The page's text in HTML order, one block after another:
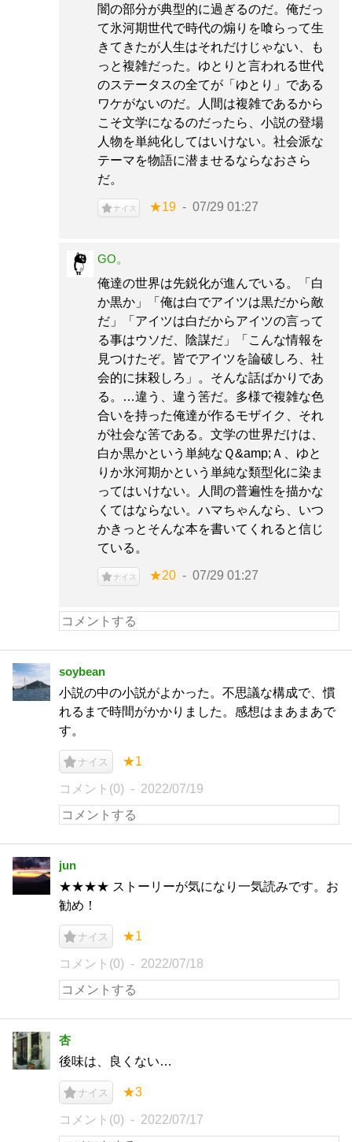
闇の部分が典型的に過ぎるのだ。俺だっ
て氷河期世代で時代の煽りを喰らって生
きてきたが人生はそれだけじゃない、も
っと複雑だった。ゆとりと言われる世代
のステータスの全てが「ゆとり」である
ワケがないのだ。人間は複雑であるから
こそ文学になるのだったら、小説の登場
人物を単純化してはいけない。社会派な
テーマを物語に潜ませるならなおさら
だ。
ナイス ★19 07/29 01:27
GO。
俺達の世界は先鋭化が進んでいる。「白
か黒か」「俺は白でアイツは黒だから敵
だ」「アイツは白だからアイツの言って
る事はウソだ、陰謀だ」「こんな情報を
見つけたぞ。皆でアイツを論破しろ、社
会的に抹殺しろ」。そんな話ばかりであ
る。…違う、違う筈だ。多様で複雑な色
合いを持った俺達が作るモザイク、それ
が社会な筈である。文学の世界だけは、
白か黒かという単純なＱ&amp;Ａ、ゆと
りか氷河期かという単純な類型化に染ま
ってはいけない。人間の普遍性を描かな
くてはならない。ハマちゃんなら、いつ
かきっとそんな本を書いてくれると信じ
ている。
ナイス ★20 07/29 01:27
soybean
小説の中の小説がよかった。不思議な構成で、慣
れるまで時間がかかりました。感想はまあまあで
す。
ナイス ★1
コメント(0) 2022/07/19
jun
★★★★ ストーリーが気になり一気読みです。お
勧め！
ナイス ★1
コメント(0) 2022/07/18
杏
後味は、良くない…
ナイス ★3
コメント(0) 2022/07/17